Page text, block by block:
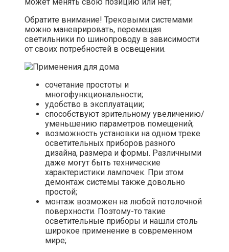
Обратите внимание! Трековыми системами
можно маневрировать, перемещая
светильники по шинопроводу в зависимости
от своих потребностей в освещении.
сочетание простоты и
многофункциональности;
удобство в эксплуатации;
способствуют зрительному увеличению/
уменьшению параметров помещений;
возможность установки на одном треке
осветительных приборов разного
дизайна, размера и формы. Различными
даже могут быть технические
характеристики лампочек. При этом
демонтаж системы также довольно
простой;
монтаж возможен на любой потолочной
поверхности. Поэтому-то такие
осветительные приборы и нашли столь
широкое применение в современном
мире;